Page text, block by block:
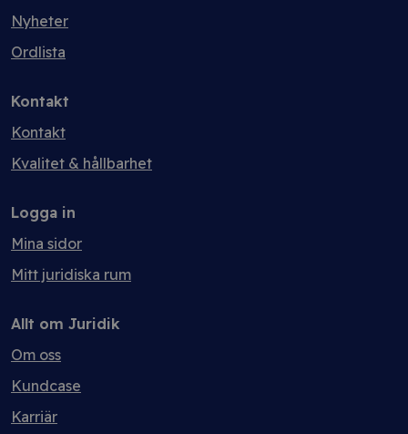
Nyheter
Ordlista
Kontakt
Kontakt
Kvalitet & hållbarhet
Logga in
Mina sidor
Mitt juridiska rum
Allt om Juridik
Om oss
Kundcase
Karriär